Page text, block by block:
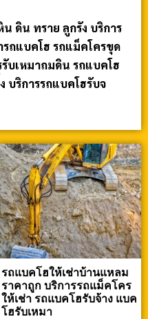
ดิน ทราย ลูกรัง บริการ
รถแบคโฮ รถแม็คโครขุด
บเหมาถมดิน รถแบคโฮ
บริการรถแบคโฮรับจ
รถแบคโฮให้เช่าบ้านแหลม
ราคาถูก บริการรถแม็คโคร
ให้เช่า รถแบคโฮรับจ้าง แบค
โฮรับเหมา